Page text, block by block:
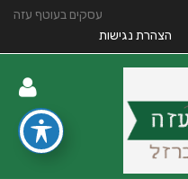
עסקים בעוטף עזה
הצהרת נגישות